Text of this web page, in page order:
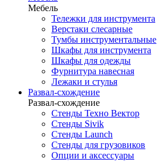
Мебель
Тележки для инструмента
Верстаки слесарные
Тумбы инструментальные
Шкафы для инструмента
Шкафы для одежды
Фурнитура навесная
Лежаки и стулья
Развал-схождение
Развал-схождение
Стенды Техно Вектор
Стенды Sivik
Стенды Launch
Стенды для грузовиков
Опции и аксессуары